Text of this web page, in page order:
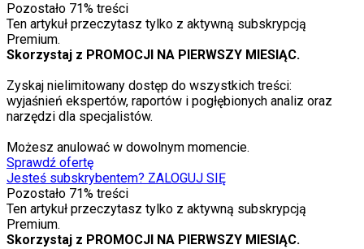
Pozostało 71% treści
Ten artykuł przeczytasz tylko z aktywną subskrypcją
Premium.
Skorzystaj z PROMOCJI NA PIERWSZY MIESIĄC.
Zyskaj nielimitowany dostęp do wszystkich treści:
wyjaśnień ekspertów, raportów i pogłębionych analiz oraz
narzędzi dla specjalistów.
Możesz anulować w dowolnym momencie.
Sprawdź ofertę
Jesteś subskrybentem? ZALOGUJ SIĘ
Pozostało 71% treści
Ten artykuł przeczytasz tylko z aktywną subskrypcją
Premium.
Skorzystaj z PROMOCJI NA PIERWSZY MIESIĄC.